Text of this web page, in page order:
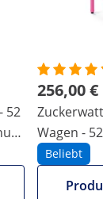
52
256,00 €
Wagen -
Catering
Beliebt